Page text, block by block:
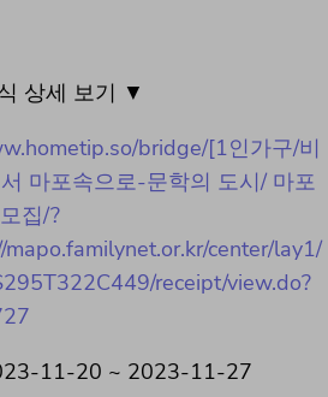
상세 보기 ▼
bridge/[1인가구/비
마포속으로-문학의 도시/ 마포
집/?
center/lay1/
receipt/view.do?
11-20 ~ 2023-11-27